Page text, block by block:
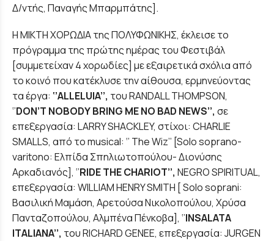
Δ/ντής, Παναγής Μπαρμπάτης].
Η ΜΙΚΤΗ ΧΟΡΩΔΙΑ της ΠΟΛΥΦΩΝΙΚΗΣ, έκλεισε το
πρόγραμμα της πρώτης ημέρας του Φεστιβάλ
[συμμετείχαν 4 χορωδίες] με εξαιρετικά σχόλια από
το κοινό που κατέκλυσε την αίθουσα, ερμηνεύοντας
τα έργα: ‘’ALLELUIA’’, του RANDALL THOMPSON,
‘’DON’T NOBODYBRING MENO BAD NEWS’’, σε
επεξεργασία: LARRY SHACKLEY, στίχοι: CHARLIE
SMALLS, από το musical: ‘’ The Wiz’’ [Solo soprano-
varitono: Ελπίδα Σπηλιωτοπούλου- Διονύσης
Αρκαδιανός], ‘’RIDETHECHARIOT’’, NEGRO SPIRITUAL,
επεξεργασία: WILLIAM HENRY SMITH [ Solo soprani:
Βασιλική Μαμάση, Αρετούσα Νικολοπούλου, Χρύσα
Πανταζοπούλου, Αλμπένα Πένκοβα], ‘’INSALATA
ITALIANA’’, του RICHARD GENEE, επεξεργασία: JURGEN